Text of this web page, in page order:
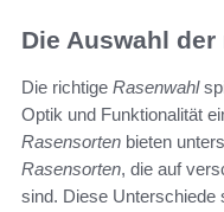
Die Auswahl
Die richtige Rasenwahl
Optik und Funktionalität
Rasensorten bieten
Rasensorten, die auf
sind. Diese Unterschiede